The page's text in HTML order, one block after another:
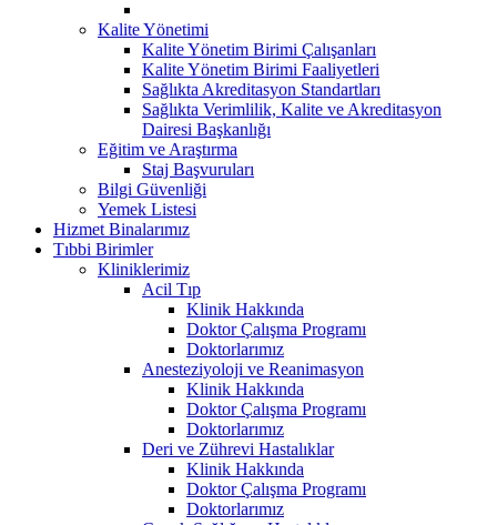
Kalite Yönetimi
Kalite Yönetim Birimi Çalışanları
Kalite Yönetim Birimi Faaliyetleri
Sağlıkta Akreditasyon Standartları
Sağlıkta Verimlilik, Kalite ve Akreditasyon
Dairesi Başkanlığı
Eğitim ve Araştırma
Staj Başvuruları
Bilgi Güvenliği
Yemek Listesi
Hizmet Binalarımız
Tıbbi Birimler
Kliniklerimiz
Acil Tıp
Klinik Hakkında
Doktor Çalışma Programı
Doktorlarımız
Anesteziyoloji ve Reanimasyon
Klinik Hakkında
Doktor Çalışma Programı
Doktorlarımız
Deri ve Zührevi Hastalıklar
Klinik Hakkında
Doktor Çalışma Programı
Doktorlarımız